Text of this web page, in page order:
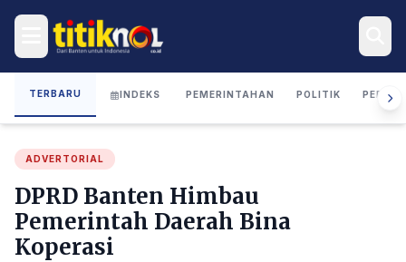
TERBARU INDEKS PEMERINTAHAN POLITIK
ADVERTORIAL
DPRD Banten Himbau
Pemerintah Daerah Bina
Koperasi